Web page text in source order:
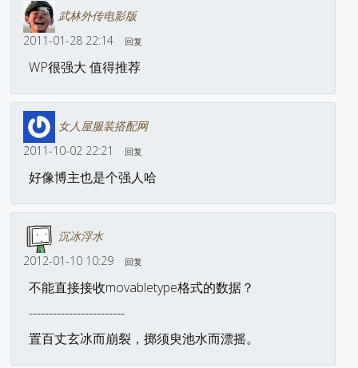
武林外传电影版
2011-01-28 22:14
回复
WP很强大 值得推荐
女人屋服装搭配网
2011-10-02 22:21
回复
好像博主也是个强人哈
沉冰浮水
2012-01-10 10:29
回复
不能直接接收movabletype格式的数据？
------------------------
置百丈玄冰而崩裂，掷须臾池水而漂摇。